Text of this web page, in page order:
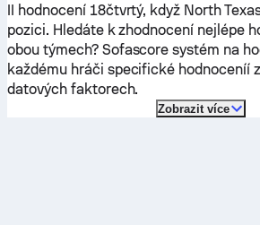
II hodnocení 18čtvrtý, když North
pozici. Hledáte k zhodnocení nejlépe
obou týmech? Sofascore systém na
každému hráči specifické hodnoceníí
datových faktorech.
Zobrazit více